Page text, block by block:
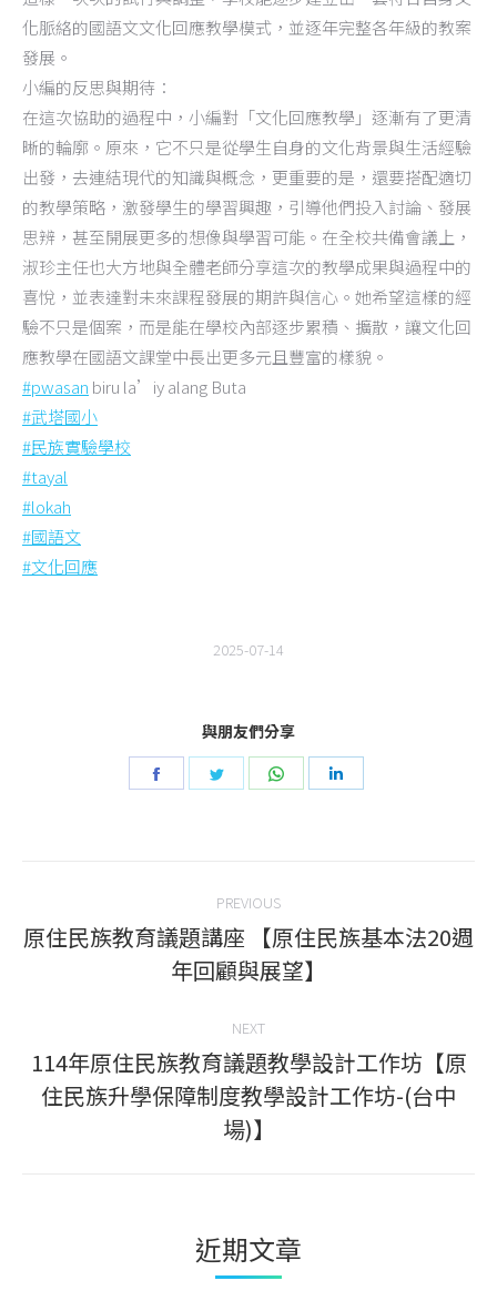
化脈絡的國語文文化回應教學模式，並逐年完整各年級的教案
發展。
小編的反思與期待：
在這次協助的過程中，小編對「文化回應教學」逐漸有了更清
晰的輪廓。原來，它不只是從學生自身的文化背景與生活經驗
出發，去連結現代的知識與概念，更重要的是，還要搭配適切
的教學策略，激發學生的學習興趣，引導他們投入討論、發展
思辨，甚至開展更多的想像與學習可能。在全校共備會議上，
淑珍主任也大方地與全體老師分享這次的教學成果與過程中的
喜悅，並表達對未來課程發展的期許與信心。她希望這樣的經
驗不只是個案，而是能在學校內部逐步累積、擴散，讓文化回
應教學在國語文課堂中長出更多元且豐富的樣貌。
#pwasan biru la’iy alang Buta
#武塔國小
#民族實驗學校
#tayal
#lokah
#國語文
#文化回應
2025-07-14
與朋友們分享
Share
Share
Share
navigation
PREVIOUS
Previous
post:
原住民族教育議題講座 【原住民族基本法20週
年回顧與展望】
NEXT
Next
post:
114年原住民族教育議題教學設計工作坊【原
住民族升學保障制度教學設計工作坊-(台中
場)】
近期文章